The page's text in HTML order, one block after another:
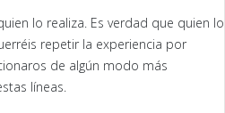
lo realiza. Es verdad que quien lo
repetir la experiencia por
de algún modo más
líneas.